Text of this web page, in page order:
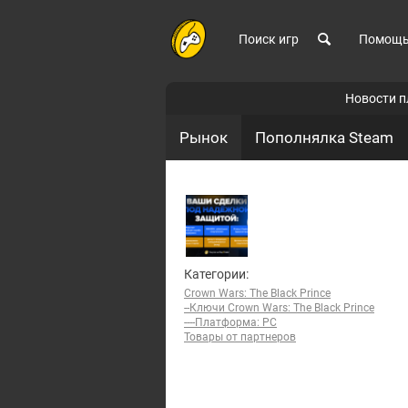
Поиск игр Помощь
Новости
Рынок Пополнялка Steam
Категории:
Crown Wars: The Black Prince
--Ключи Crown Wars: The Black Prince
----Платформа: PC
Товары от партнеров